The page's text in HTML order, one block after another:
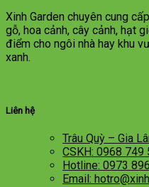
Xinh Garden chuyên cung
gỗ, hoa cảnh, cây cảnh, hạt
điểm cho ngôi nhà hay khu
xanh.
Liên hệ
Trâu Quỳ – Gia
CSKH: 0968 749
Hotline: 0973
Email: